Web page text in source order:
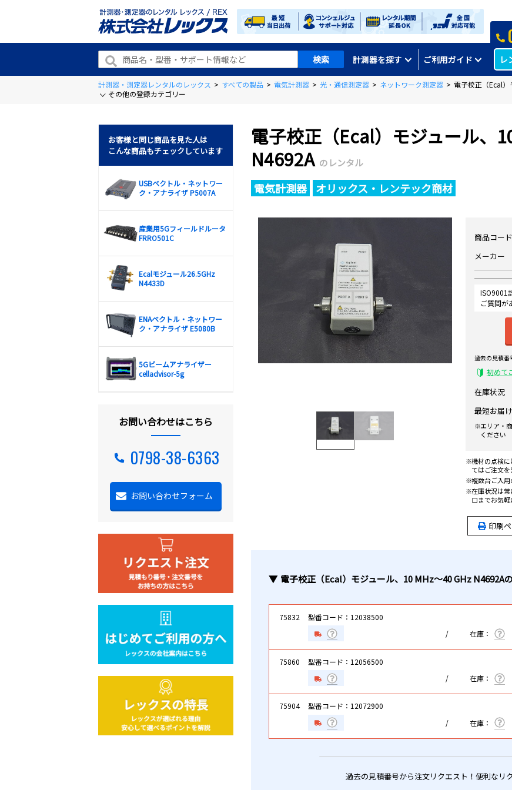
計測器を探す ご利用ガイド レ
計測器・測定器レンタルのレックス > すべての製品 > 電気計測器 > 光・通信測定器 > ネットワーク測定器 > 電子校正（Ecal
その他の登録カテゴリー
電子校正（Ecal）モジュール、
N4692A のレンタル
電気計測器 オリックス・レンテック商材
商品コード
メーカー
ISO9001
ご質問が
過去の見積番
初めて
在庫状況
最短お届
エリア・
ください
機材の点検
てはご注文を
複数台ご入用
在庫状況は
口までお気軽
印刷
電子校正（Ecal）モジュール、10 MHz～40 GHz N4692A
75832
型番コード：12038500
75860
型番コード：12056500
75904
型番コード：12072900
過去の見積番号から注文リクエスト！便利なリ
お客様と同じ商品を見た人は
こんな商品もチェックしています
USBベクトル・ネットワー
ク・アナライザ P5007A
産業用5Gフィールドルータ
FRRO501C
Ecalモジュール26.5GHz
N4433D
ENAベクトル・ネットワー
ク・アナライザ E5080B
5Gビームアナライザー
celladvisor-5g
お問い合わせはこちら
0798-38-6363
お問い合わせフォーム